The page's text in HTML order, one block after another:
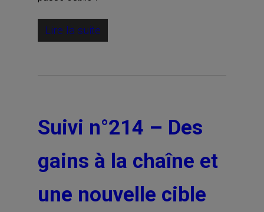
Lire la suite
Suivi n°214 – Des
gains à la chaîne et
une nouvelle cible